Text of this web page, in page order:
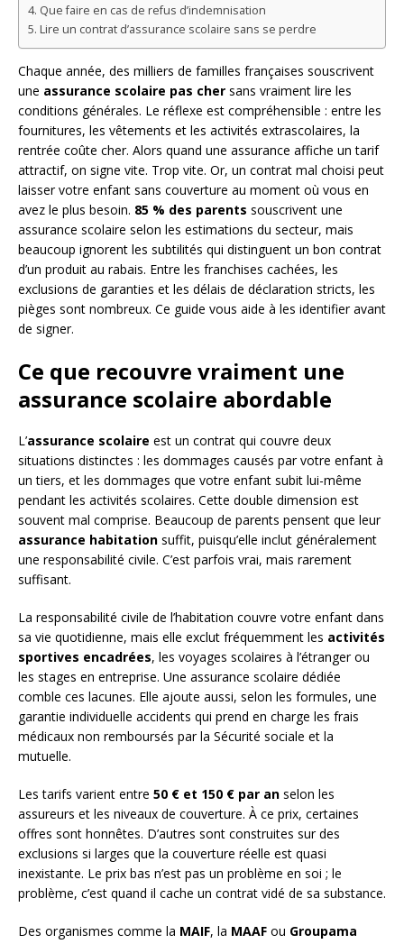
Que faire en cas de refus d’indemnisation
Lire un contrat d’assurance scolaire sans se perdre
Chaque année, des milliers de familles françaises souscrivent
une assurance scolaire pas cher sans vraiment lire les
conditions générales. Le réflexe est compréhensible : entre les
fournitures, les vêtements et les activités extrascolaires, la
rentrée coûte cher. Alors quand une assurance affiche un tarif
attractif, on signe vite. Trop vite. Or, un contrat mal choisi peut
laisser votre enfant sans couverture au moment où vous en
avez le plus besoin. 85 % des parents souscrivent une
assurance scolaire selon les estimations du secteur, mais
beaucoup ignorent les subtilités qui distinguent un bon contrat
d’un produit au rabais. Entre les franchises cachées, les
exclusions de garanties et les délais de déclaration stricts, les
pièges sont nombreux. Ce guide vous aide à les identifier avant
de signer.
Ce que recouvre vraiment une
assurance scolaire abordable
L’assurance scolaire est un contrat qui couvre deux
situations distinctes : les dommages causés par votre enfant à
un tiers, et les dommages que votre enfant subit lui-même
pendant les activités scolaires. Cette double dimension est
souvent mal comprise. Beaucoup de parents pensent que leur
assurance habitation suffit, puisqu’elle inclut généralement
une responsabilité civile. C’est parfois vrai, mais rarement
suffisant.
La responsabilité civile de l’habitation couvre votre enfant dans
sa vie quotidienne, mais elle exclut fréquemment les activités
sportives encadrées, les voyages scolaires à l’étranger ou
les stages en entreprise. Une assurance scolaire dédiée
comble ces lacunes. Elle ajoute aussi, selon les formules, une
garantie individuelle accidents qui prend en charge les frais
médicaux non remboursés par la Sécurité sociale et la
mutuelle.
Les tarifs varient entre 50 € et 150 € par an selon les
assureurs et les niveaux de couverture. À ce prix, certaines
offres sont honnêtes. D’autres sont construites sur des
exclusions si larges que la couverture réelle est quasi
inexistante. Le prix bas n’est pas un problème en soi ; le
problème, c’est quand il cache un contrat vidé de sa substance.
Des organismes comme la MAIF, la MAAF ou Groupama